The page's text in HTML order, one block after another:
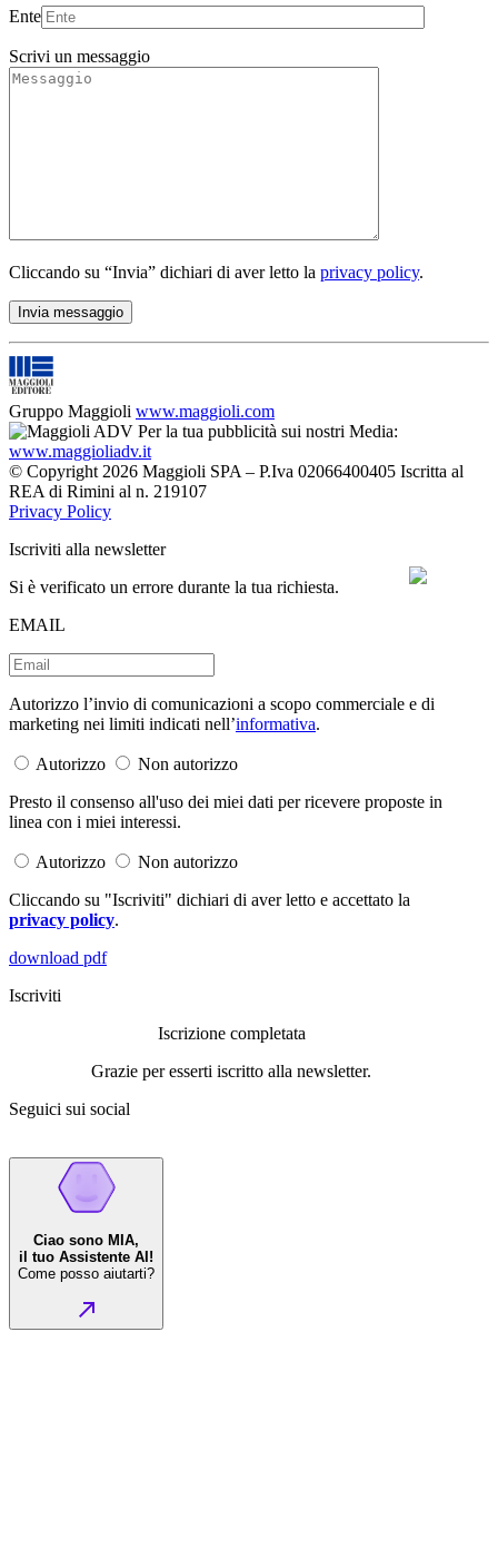
Ente
Scrivi un messaggio
Cliccando su “Invia” dichiari di aver letto la privacy policy.
Gruppo Maggioli www.maggioli.com
Per la tua pubblicità sui nostri Media:
www.maggioliadv.it
© Copyright 2026 Maggioli SPA – P.Iva 02066400405 Iscritta al
REA di Rimini al n. 219107
Privacy Policy
Iscriviti alla newsletter
Si è verificato un errore durante la tua richiesta.
EMAIL
Autorizzo l’invio di comunicazioni a scopo commerciale e di
marketing nei limiti indicati nell’informativa.
Autorizzo
Non autorizzo
Presto il consenso all'uso dei miei dati per ricevere proposte in
linea con i miei interessi.
Autorizzo
Non autorizzo
Cliccando su "Iscriviti" dichiari di aver letto e accettato la
privacy policy.
download pdf
Iscriviti
Iscrizione completata
Grazie per esserti iscritto alla newsletter.
Seguici sui social
Ciao sono MIA,
il tuo Assistente AI!
Come posso aiutarti?